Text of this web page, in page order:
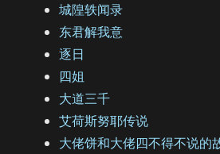
城隍轶闻录
东君解我意
逐日
四姐
大道三千
艾荷斯努耶传说
大佬饼和大佬四不得不说的